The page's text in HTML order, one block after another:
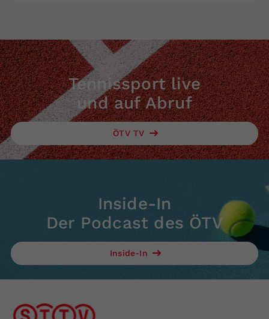
Tennissport live
und auf Abruf
ÖTV TV
Inside-In
Der Podcast des ÖTV
Inside-In